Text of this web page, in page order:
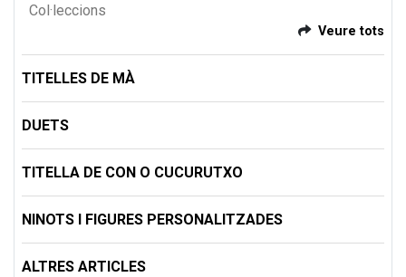
Col·leccions
Veure tots
TITELLES DE MÀ
DUETS
TITELLA DE CON O CUCURUTXO
NINOTS I FIGURES PERSONALITZADES
ALTRES ARTICLES